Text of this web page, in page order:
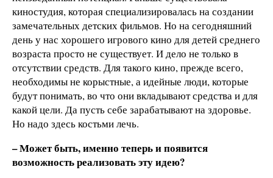
киностудия, которая специализировалась на создании
замечательных детских фильмов. Но на сегодняшний
день у нас хорошего игрового кино для детей среднего
возраста просто не существует. И дело не только в
отсутствии средств. Для такого кино, прежде всего,
необходимы не корыстные, а идейные люди, которые
будут понимать, во что они вкладывают средства и для
какой цели. Да пусть себе зарабатывают на здоровье.
Но надо здесь костьми лечь.
– Может быть, именно теперь и появится
возможность реализовать эту идею?